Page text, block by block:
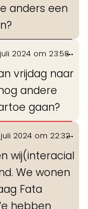
anders een
2024 om 23:58
vrijdag naar
andere
gaan?
...
2024 om 22:32
wij(interacial
We wonen
Fata
hebben
...